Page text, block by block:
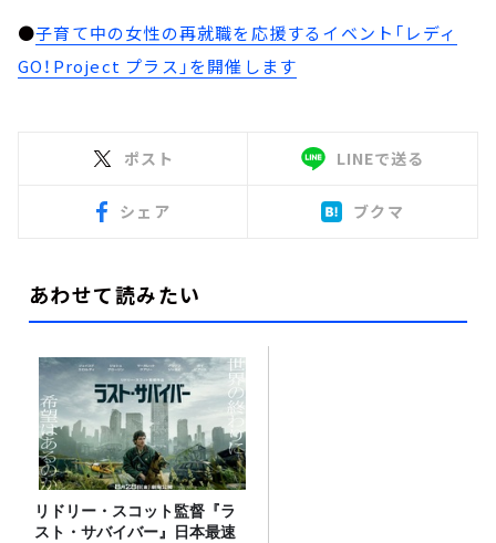
●子育て中の女性の再就職を応援するイベント「レディ
GO！Project プラス」を開催します
ポスト LINEで送る
シェア ブクマ
あわせて読みたい
リドリー・スコット監督『ラ
スト・サバイバー』日本最速